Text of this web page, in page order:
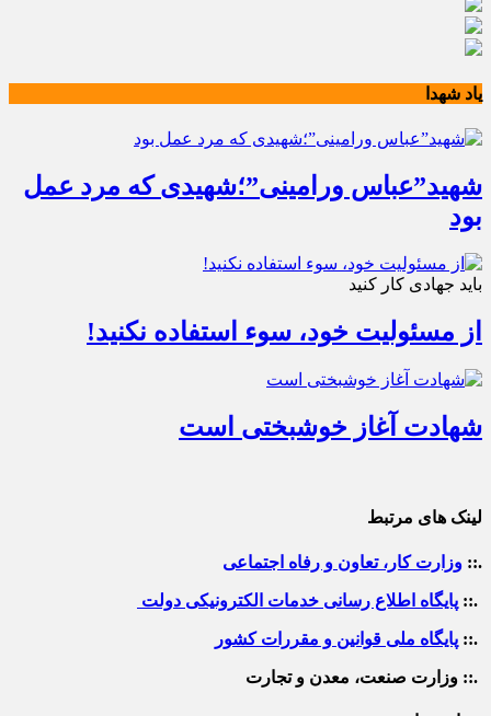
یاد شهدا
شهید”عباس ورامینی”؛شهیدی که مرد عمل
بود
باید جهادی کار کنید
از مسئولیت خود، سوء استفاده نکنید!
شهادت آغاز خوشبختی است
لینک های مرتبط
.:: وزارت کار، تعاون و رفاه اجتماعی
.:: پایگاه اطلاع رسانی خدمات الکترونیکی دولت
.:: پایگاه ملی قوانین و مقررات کشور
.:: وزارت صنعت، معدن و تجارت